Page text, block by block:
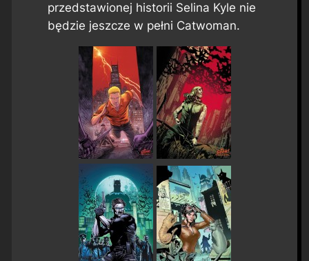
przedstawionej historii Selina Kyle nie
będzie jeszcze w pełni Catwoman.